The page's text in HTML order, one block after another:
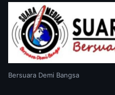
Bersuara Demi Bangsa